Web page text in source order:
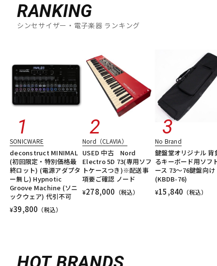
RANKING
シンセサイザー・電子楽器 ランキング
SONICWARE
deconstruct MINIMAL
(初回限定・特別価格最
終ロット) (電源アダプタ
ー無し) Hypnotic
Groove Machine (ソニ
ックウェア) 代引不可
¥39,800 （税込）
Nord（CLAVIA）
USED 中古 Nord
Electro 5D 73(専用ソフ
トケースつき)※配送事
項要ご確認 ノード
¥278,000 （税込）
No Brand
鍵盤堂オリジナル 背
るキーボード用ソフ
ース 73～76鍵盤向け
(KBDB-76)
¥15,840 （税込）